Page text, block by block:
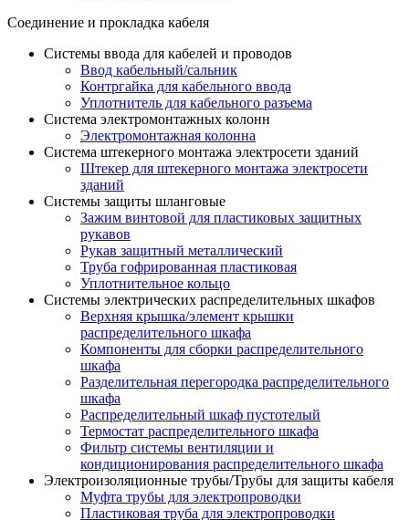
Соединение и прокладка кабеля
Системы ввода для кабелей и проводов
Ввод кабельный/сальник
Контргайка для кабельного ввода
Уплотнитель для кабельного разъема
Система электромонтажных колонн
Электромонтажная колонна
Система штекерного монтажа электросети зданий
Штекер для штекерного монтажа электросети
зданий
Системы защиты шланговые
Зажим винтовой для пластиковых защитных
рукавов
Рукав защитный металлический
Труба гофрированная пластиковая
Уплотнительное кольцо
Системы электрических распределительных шкафов
Верхняя крышка/элемент крышки
распределительного шкафа
Компоненты для сборки распределительного
шкафа
Разделительная перегородка распределительного
шкафа
Распределительный шкаф пустотелый
Термостат распределительного шкафа
Фильтр системы вентиляции и
кондиционирования распределительного шкафа
Электроизоляционные трубы/Трубы для защиты кабеля
Муфта трубы для электропроводки
Пластиковая труба для электропроводки